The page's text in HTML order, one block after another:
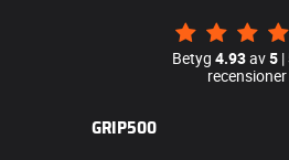
Betyg 4.93av5|
recensioner
GRIP500